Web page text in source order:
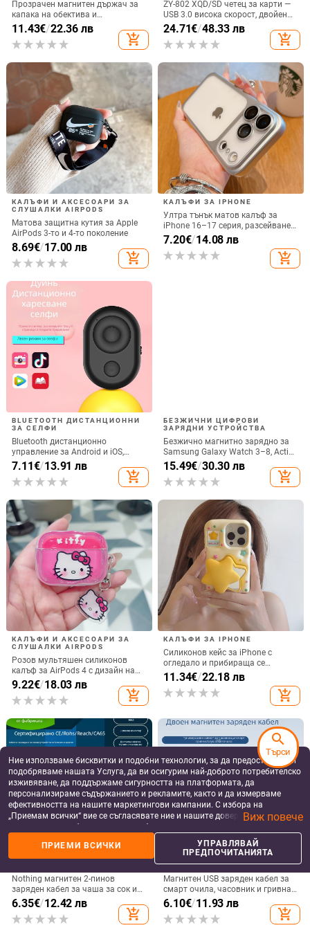
Прозрачен магнитен държач за
капака на обектива и
удароустойчив твърд калъф за
iPhone 17 Pro Max
11.43€/22.36 лв
add_shopping_cart
ZY-802 XQD/SD четец за карти —
USB 3.0 висока скорост, двойен
интерфейс Type-C и USB,
алуминиев сплав + ABS
24.71€/48.33 лв
add_shopping_cart
КАЛЪФИ И АКСЕСОАРИ ЗА
СЛУШАЛКИ AIRPODS
Матова защитна кутия за Apple
AirPods 3-то и 4-то поколение
8.69€/17.00 лв
add_shopping_cart
КАЛЪФИ ЗА IPHONE
Ултра тънък матов калъф за
iPhone 16–17 серия, разсейване
на топлината, пълно покритие,
удароустойчив и устойчив на
отпечатъци
7.20€/14.08 лв
add_shopping_cart
BLUETOOTH ДИСТАНЦИОННИ
ЗА СЕЛФИ
Bluetooth дистанционно
управление за Android и iOS,
универсално за снимки и
видеозаписи, модел 6-key tremolo,
Vernon, ABS материал, тегло 15 g
7.11€/13.91 лв
add_shopping_cart
БЕЗЖИЧНИ ЦИФРОВИ
ЗАРЯДНИ УСТРОЙСТВА
Безжично магнитно зарядно за
Samsung Galaxy Watch 3–8, Active
1/2 • QC2.0 • Магнитно зареждане
• 3W / 1A
15.49€/30.30 лв
add_shopping_cart
КАЛЪФИ И АКСЕСОАРИ ЗА
СЛУШАЛКИ AIRPODS
Розов мультяшен силиконов
калъф за AirPods 4 с дизайн на
котка
9.22€/18.03 лв
add_shopping_cart
КАЛЪФИ ЗА IPHONE
Силиконов кейс за iPhone с
огледало и прибираща се
подвижна стойка в дизайн на
петолъчка, съвместим с iPhone
13–17 Pro/Max
11.34€/22.18 лв
add_shopping_cart
ДАТА КАБЕЛИ ЗА СМАРТ
Nothing магнитен 2-пинов
заряден кабел за чаша за сок и
смарт часовник – 60 см, силен
магнит N52, 7,62 мм разстояние
между пиновете
6.35€/12.42 лв
add_shopping_cart
ДАТА КАБЕЛИ ЗА СМАРТ
УСТРОЙСТВА
Магнитен USB заряден кабел за
смарт очила, часовник и гривна
– едно към две, съвместим с 4.0-
12.3, марка Rising Sun
6.10€/11.93 лв
add_shopping_cart
Ние използваме бисквитки и подобни технологии, за да предоставяме и
подобряваме нашата Услуга, да ви осигурим най-доброто потребителско
изживяване, да поддържаме сигурността на платформата, да
персонализираме съдържанието и рекламите, както и да измерваме
ефективността на нашите маркетингови кампании. С избора на
„Приемам всички“ вие се съгласявате ние и нашите доверени партньори
да съхраняваме бисквитки и подобни технологии на вашето устройство
за рекламни и аналитични цели. Можете по всяко време да управлявате
своите предпочитания, като натиснете „Управлявай предпочитанията“.
За повече информация, моля, вижте нашата
данните.
Виж повече
ПРИЕМИ ВСИЧКИ
УПРАВЛЯВАЙ
ПРЕДПОЧИТАНИЯТА
search
Търси